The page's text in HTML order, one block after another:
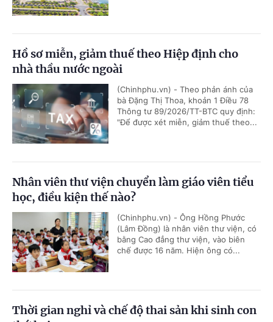
Hồ sơ miễn, giảm thuế theo Hiệp định cho
nhà thầu nước ngoài
(Chinhphu.vn) - Theo phản ánh của
bà Đặng Thị Thoa, khoản 1 Điều 78
Thông tư 89/2026/TT-BTC quy định:
"Để được xét miễn, giảm thuế theo...
Nhân viên thư viện chuyển làm giáo viên tiểu
học, điều kiện thế nào?
(Chinhphu.vn) - Ông Hồng Phước
(Lâm Đồng) là nhân viên thư viện, có
bằng Cao đẳng thư viện, vào biên
chế được 16 năm. Hiện ông có...
Thời gian nghỉ và chế độ thai sản khi sinh con